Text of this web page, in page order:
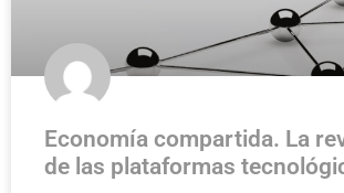
Economía compartida. La
de las plataformas